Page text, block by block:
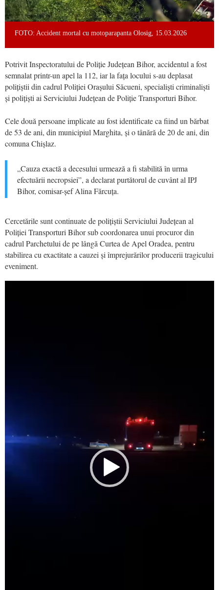
FOTO: Accident mortal cu motoparapanta Olosig, 15.03.2026
Potrivit Inspectoratului de Poliție Județean Bihor, accidentul a fost
semnalat printr-un apel la 112, iar la fața locului s-au deplasat
polițiștii din cadrul Poliției Orașului Săcueni, specialiști criminaliști
și polițiști ai Serviciului Județean de Poliție Transporturi Bihor.
Cele două persoane implicate au fost identificate ca fiind un bărbat
de 53 de ani, din municipiul Marghita, și o tânără de 20 de ani, din
comuna Chișlaz.
„Cauza exactă a decesului urmează a fi stabilită în urma
efectuării necropsiei”, a declarat purtătorul de cuvânt al IPJ
Bihor, comisar-șef Alina Fărcuța.
Cercetările sunt continuate de polițiștii Serviciului Județean al
Poliției Transporturi Bihor sub coordonarea unui procuror din
cadrul Parchetului de pe lângă Curtea de Apel Oradea, pentru
stabilirea cu exactitate a cauzei și împrejurărilor producerii tragicului
eveniment.